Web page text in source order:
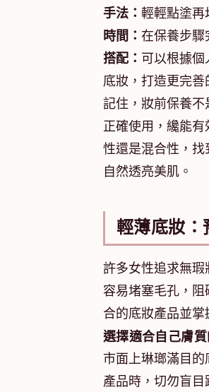
手法： 輕輕點塗再
時間： 在保養步驟
搭配： 可以根據
底妝，打造更完善
記住，妝前保養
正確使用，纔能
性還是混合性，
自然透亮美肌。
輕薄底妝
許多女性追求無
容易堵塞毛孔，
合的底妝產品並
選擇適合自己膚
市面上琳瑯滿目
產品時，切勿盲目